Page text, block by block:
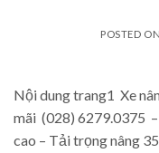
POSTED ON
Nội dung trang1 Xe
mãi (028) 6279.0375
cao – Tải trọng nâng